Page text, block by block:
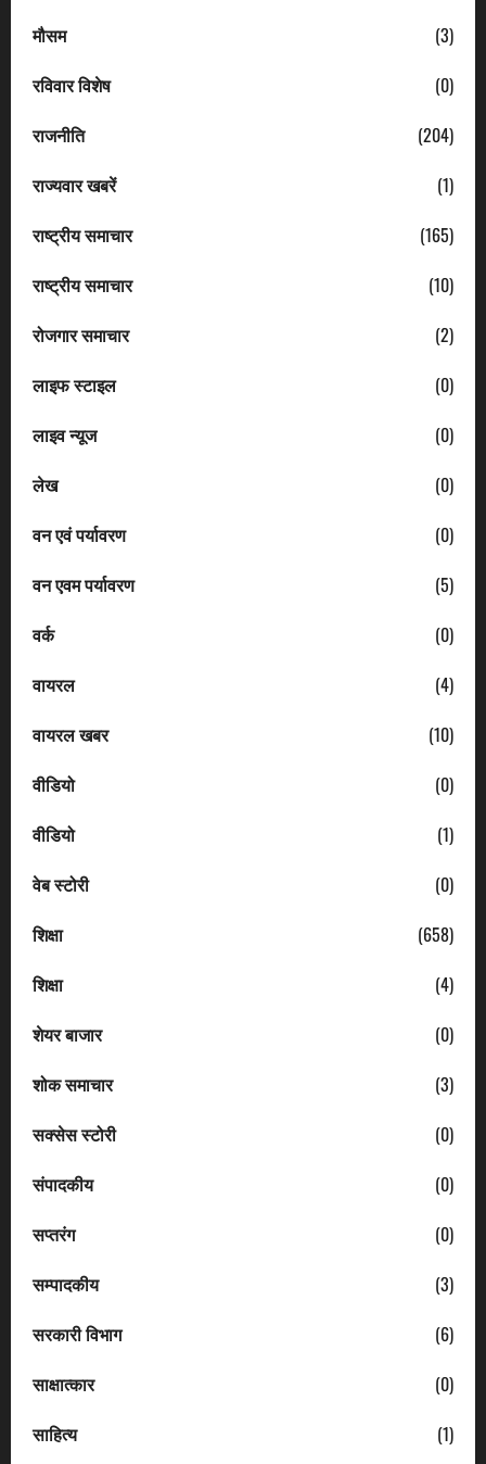
मौसम
(3)
रविवार विशेष
(0)
राजनीति
(204)
राज्यवार खबरें
(1)
राष्ट्रीय समाचार
(165)
राष्ट्रीय समाचार
(10)
रोजगार समाचार
(2)
लाइफ स्टाइल
(0)
लाइव न्यूज
(0)
लेख
(0)
वन एवं पर्यावरण
(0)
वन एवम पर्यावरण
(5)
वर्क
(0)
वायरल
(4)
वायरल खबर
(10)
वीडियो
(0)
वीडियो
(1)
वेब स्टोरी
(0)
शिक्षा
(658)
शिक्षा
(4)
शेयर बाजार
(0)
शोक समाचार
(3)
सक्सेस स्टोरी
(0)
संपादकीय
(0)
सप्तरंग
(0)
सम्पादकीय
(3)
सरकारी विभाग
(6)
साक्षात्कार
(0)
साहित्य
(1)